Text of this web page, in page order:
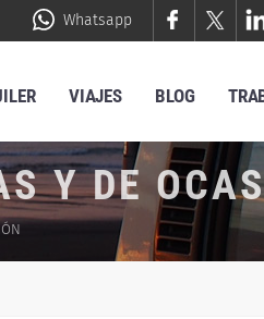
Whatsapp
VIAJES BLOG
Y DE